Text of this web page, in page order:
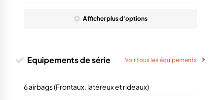
Afficherplusd'options
Equipements de série Voir tous les équipements
6 airbags (Frontaux, latéreux et rideaux)